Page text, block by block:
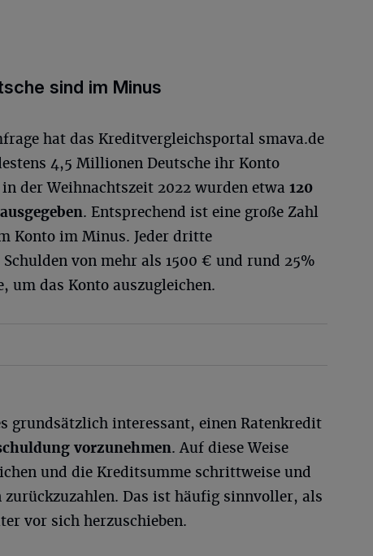
sind im Minus
hat das Kreditvergleichsportal smava.de
4,5 Millionen Deutsche ihr Konto
der Weihnachtszeit 2022 wurden etwa 120
. Entsprechend ist eine große Zahl
Konto im Minus. Jeder dritte
von mehr als 1500 € und rund 25%
um das Konto auszugleichen.
grundsätzlich interessant, einen Ratenkredit
vorzunehmen. Auf diese Weise
und die Kreditsumme schrittweise und
Das ist häufig sinnvoller, als
vor sich herzuschieben.